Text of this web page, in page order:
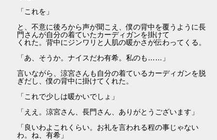
「これを」
と、不意に後ろから声が聞こえ、僕の背中を覆うように長
門さんが自分の着ていたカーディガンを掛けて
くれた。背中にジンワリと人肌の暖かさが伝わってくる。
「あ、そうか。ナイスだわ有希。私のも……」
言いながら、涼宮さんも自分の着ているカーディガンを脱
ぎだし、僕の背中に掛けてくれた。
「これで少しは暖かいでしょ」
「ええ。涼宮さん、長門さん、ありがとうございます」
「良いわよこれくらい。お礼を言われる程の事じゃない
わ。ね、有希」